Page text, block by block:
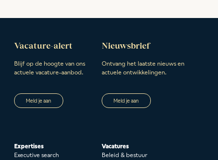
Vacature-alert
Blijf op de hoogte van ons
actuele vacature-aanbod.
Meld je aan
Nieuwsbrief
Ontvang het laatste nieuws en
actuele ontwikkelingen.
Meld je aan
Expertises
Executive search
Vacatures
Beleid & bestuur